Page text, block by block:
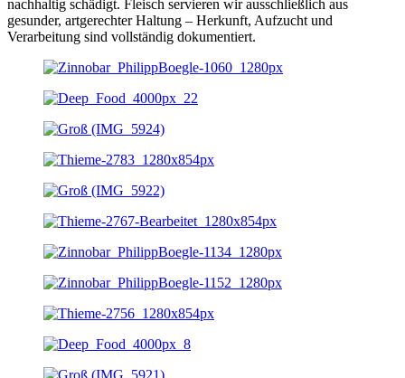
nachhaltig schädigt. Fleisch servieren wir ausschließlich aus
gesunder, artgerechter Haltung – Herkunft, Aufzucht und
Verarbeitung sind vollständig dokumentiert.